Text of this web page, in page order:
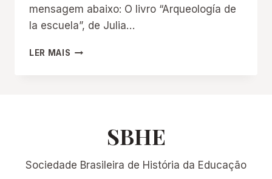
mensagem abaixo: O livro “Arqueología de
la escuela”, de Julia…
LER MAIS MATERIAIS
SBHE
Sociedade Brasileira de História da Educação